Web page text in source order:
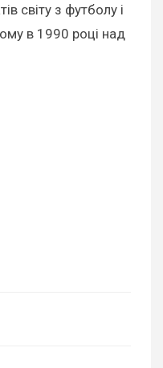
світу з футболу і
в 1990 році над